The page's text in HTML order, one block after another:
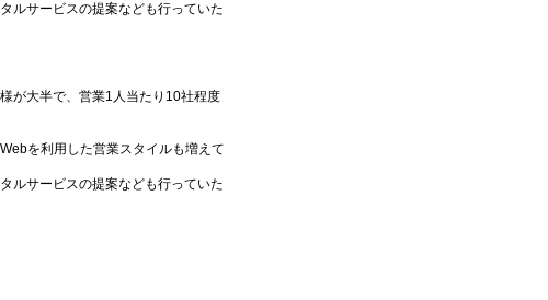
ルサービスの提案なども行っていた
が大半で、営業1人当たり10社程度
を利用した営業スタイルも増えて
ルサービスの提案なども行っていた